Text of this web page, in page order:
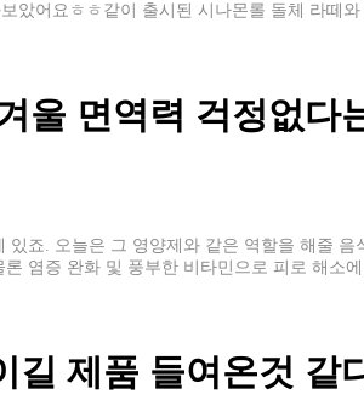
았어요ㅎㅎ같이 출시된 시나몬롤 돌체 라떼
울 면역력 걱정없다
죠. 오늘은 그 영양제와 같은 역할을 해줄 음
염증 완화 및 풍부한 비타민으로 피로 해소
길 제품 들여온것 같